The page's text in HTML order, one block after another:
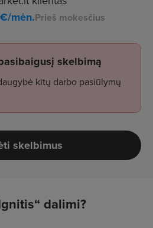
mėn.Prieš mokesčius
skelbimą
kitų darbo pasiūlymų
skelbimus
dalimi?